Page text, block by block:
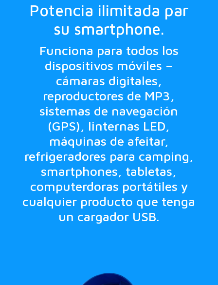
Potencia ilimitada par
su smartphone.
Funciona para todos los
dispositivos móviles –
cámaras digitales,
reproductores de MP3,
sistemas de navegación
(GPS), linternas LED,
máquinas de afeitar,
refrigeradores para camping,
smartphones, tabletas,
computerdoras portátiles y
cualquier producto que tenga
un cargador USB.